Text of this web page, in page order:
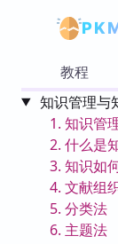
教程
知识管理与
1. 知识管
2. 什么是
3. 知识如
4. 文献组
5. 分类法
6. 主题法